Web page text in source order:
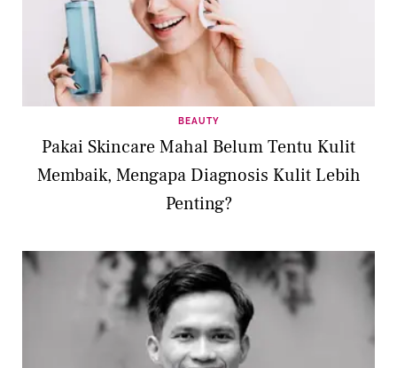
BEAUTY
Pakai Skincare Mahal Belum Tentu Kulit
Membaik, Mengapa Diagnosis Kulit Lebih
Penting?